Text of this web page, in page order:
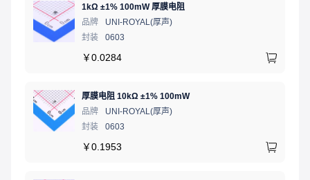
1kΩ ±1% 100mW 厚膜电阻
品牌
UNI-ROYAL(厚声)
封装
0603
￥0.0284
厚膜电阻 10kΩ ±1% 100mW
品牌
UNI-ROYAL(厚声)
封装
0603
￥0.1953